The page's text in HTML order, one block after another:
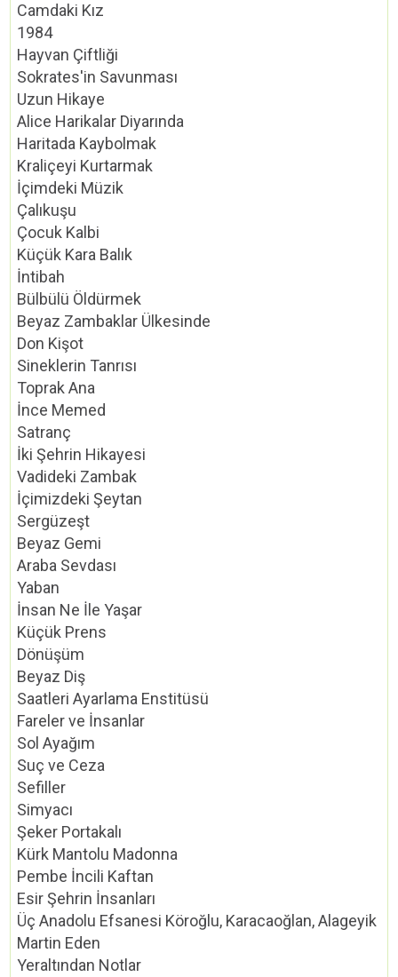
Camdaki Kız
1984
Hayvan Çiftliği
Sokrates'in Savunması
Uzun Hikaye
Alice Harikalar Diyarında
Haritada Kaybolmak
Kraliçeyi Kurtarmak
İçimdeki Müzik
Çalıkuşu
Çocuk Kalbi
Küçük Kara Balık
İntibah
Bülbülü Öldürmek
Beyaz Zambaklar Ülkesinde
Don Kişot
Sineklerin Tanrısı
Toprak Ana
İnce Memed
Satranç
İki Şehrin Hikayesi
Vadideki Zambak
İçimizdeki Şeytan
Sergüzeşt
Beyaz Gemi
Araba Sevdası
Yaban
İnsan Ne İle Yaşar
Küçük Prens
Dönüşüm
Beyaz Diş
Saatleri Ayarlama Enstitüsü
Fareler ve İnsanlar
Sol Ayağım
Suç ve Ceza
Sefiller
Simyacı
Şeker Portakalı
Kürk Mantolu Madonna
Pembe İncili Kaftan
Esir Şehrin İnsanları
Üç Anadolu Efsanesi Köroğlu, Karacaoğlan, Alageyik
Martin Eden
Yeraltından Notlar